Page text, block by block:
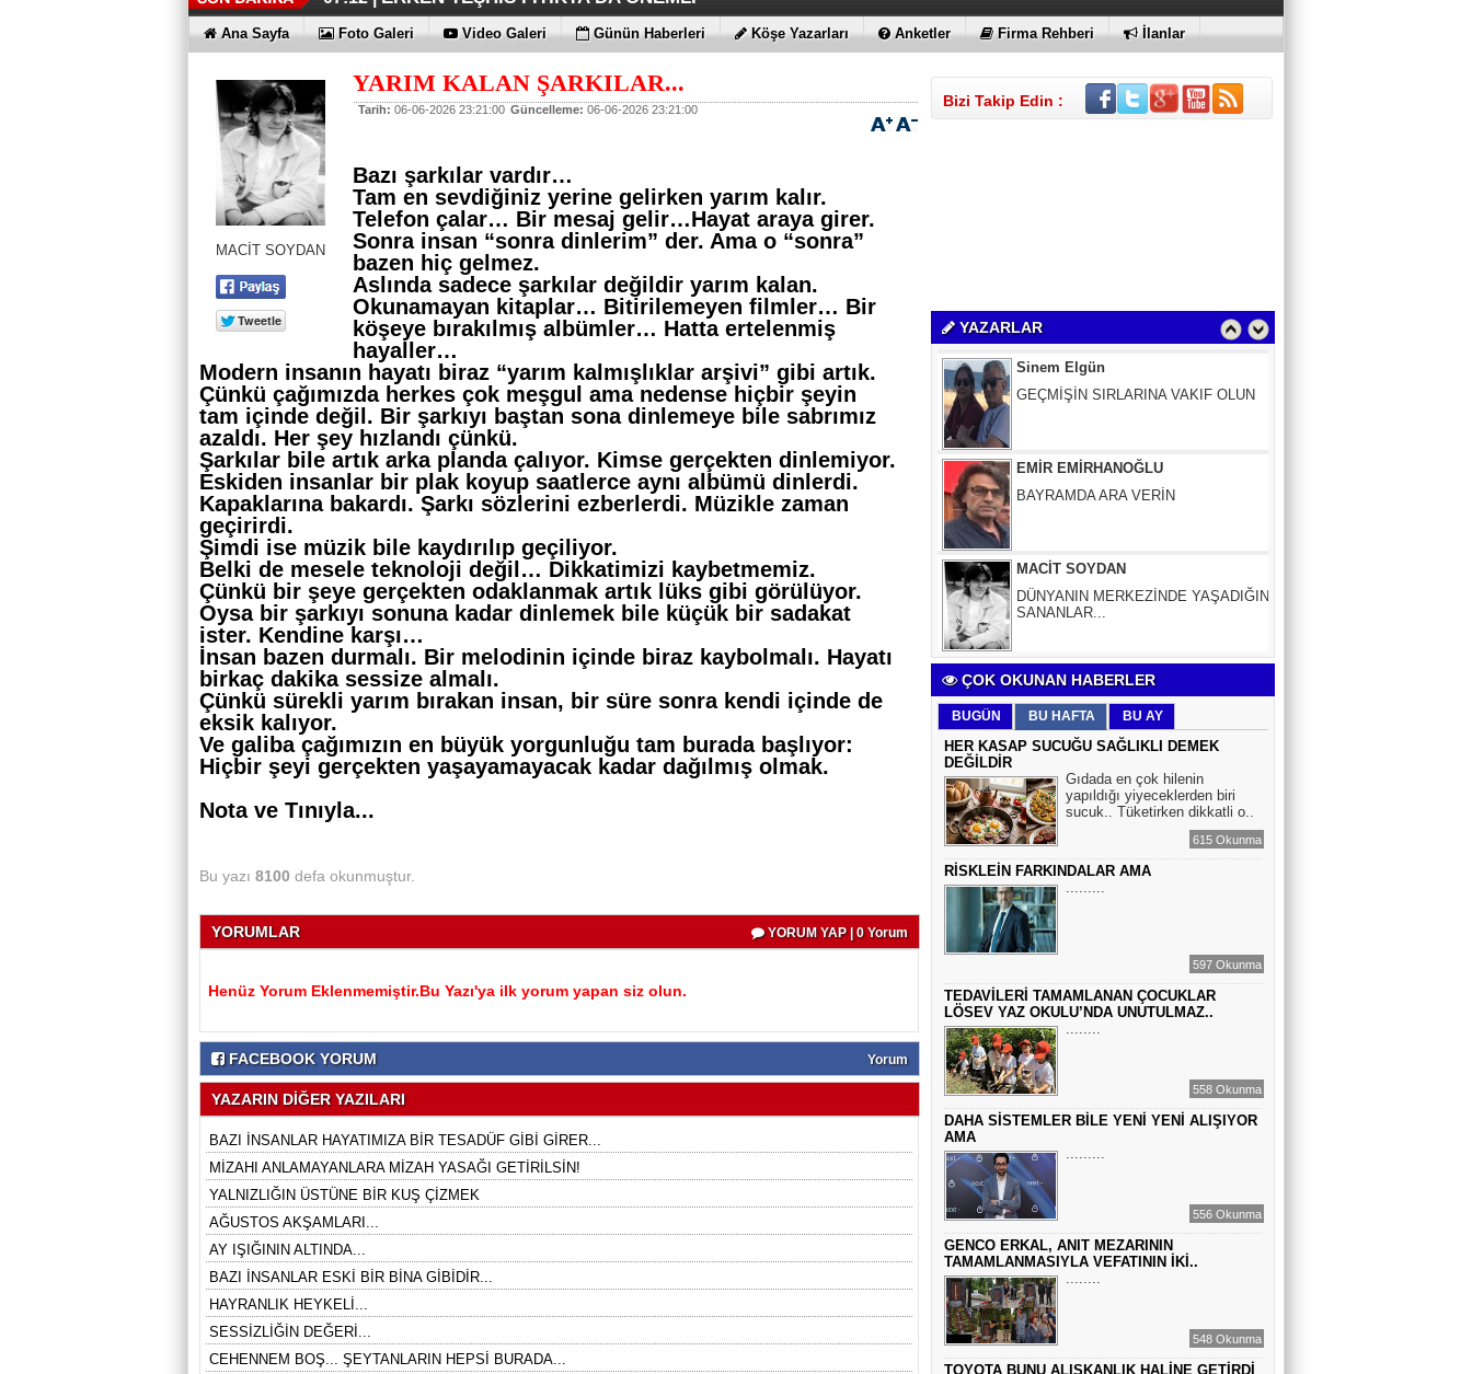
06:33 |KAYIP RAKAMLARI BİLE KORKUTTU
06:28 |EN İYİLER DEĞİL EN UYGUNLAR
06:23 |KOÇ GİBİ YATIRIM YAPTILAR
06:17 |DÖRT ŞİRKET DAHA!!!
06:13 |FUJİTSU'DAN YENİ RENK
Ana Sayfa Foto Galeri Video Galeri Günün Haberleri Köşe Yazarları Anketler Firma Rehberi İlanlar
MACİT SOYDAN
YARIM KALAN ŞARKILAR...
Tarih: 06-06-2026 23:21:00 Güncelleme: 06-06-2026 23:21:00
Bazı şarkılar vardır…
Tam en sevdiğiniz yerine gelirken yarım kalır.
Telefon çalar… Bir mesaj gelir…Hayat araya girer.
Sonra insan “sonra dinlerim” der. Ama o “sonra”
bazen hiç gelmez.
Aslında sadece şarkılar değildir yarım kalan.
Okunamayan kitaplar… Bitirilemeyen filmler… Bir
köşeye bırakılmış albümler… Hatta ertelenmiş
hayaller…
Modern insanın hayatı biraz “yarım kalmışlıklar arşivi” gibi artık.
Çünkü çağımızda herkes çok meşgul ama nedense hiçbir şeyin
tam içinde değil. Bir şarkıyı baştan sona dinlemeye bile sabrımız
azaldı. Her şey hızlandı çünkü.
Şarkılar bile artık arka planda çalıyor. Kimse gerçekten dinlemiyor.
Eskiden insanlar bir plak koyup saatlerce aynı albümü dinlerdi.
Kapaklarına bakardı. Şarkı sözlerini ezberlerdi. Müzikle zaman
geçirirdi.
Şimdi ise müzik bile kaydırılıp geçiliyor.
Belki de mesele teknoloji değil… Dikkatimizi kaybetmemiz.
Çünkü bir şeye gerçekten odaklanmak artık lüks gibi görülüyor.
Oysa bir şarkıyı sonuna kadar dinlemek bile küçük bir sadakat
ister. Kendine karşı…
İnsan bazen durmalı. Bir melodinin içinde biraz kaybolmalı. Hayatı
birkaç dakika sessize almalı.
Çünkü sürekli yarım bırakan insan, bir süre sonra kendi içinde de
eksik kalıyor.
Ve galiba çağımızın en büyük yorgunluğu tam burada başlıyor:
Hiçbir şeyi gerçekten yaşayamayacak kadar dağılmış olmak.
Nota ve Tınıyla...
Bu yazı 8100 defa okunmuştur.
YORUMLAR YORUM YAP | 0 Yorum
Henüz Yorum Eklenmemiştir.Bu Yazı'ya ilk yorum yapan siz olun.
FACEBOOK YORUM Yorum
YAZARIN DİĞER YAZILARI
BAZI İNSANLAR HAYATIMIZA BİR TESADÜF GİBİ GİRER...
MİZAHI ANLAMAYANLARA MİZAH YASAĞI GETİRİLSİN!
YALNIZLIĞIN ÜSTÜNE BİR KUŞ ÇİZMEK
AĞUSTOS AKŞAMLARI...
AY IŞIĞININ ALTINDA...
BAZI İNSANLAR ESKİ BİR BİNA GİBİDİR...
HAYRANLIK HEYKELİ...
SESSİZLİĞİN DEĞERİ...
CEHENNEM BOŞ... ŞEYTANLARIN HEPSİ BURADA...
Bizi Takip Edin :
YAZARLAR
GEÇMİŞİN SIRLARINA VAKIF OLUN
EMİR EMİRHANOĞLU
MACİT SOYDAN
Aybüke Bafralıoğlu
FORO KÜLTÜRÜNÜN TRİBÜN
BOĞAÇ YÜZGÜL
TURİZM VE EĞİTİM
Mr.Hiko...
KORKU VE ŞÜPHE
DÜŞMANLARINIZDIR...
Çiğdem Yorgancıoğlu
İkilikli ve İkircikli Tabiat Diyalektiğinde
Mobius Spiral Mucizeler, Akış ve Doğa
Döngüsünün Bilgeliği...
Sinem Elgün
GEÇMİŞİN SIRLARINA VAKIF OLUN
EMİR EMİRHANOĞLU
BAYRAMDA ARA VERİN
MACİT SOYDAN
DÜNYANIN MERKEZİNDE YAŞADIĞINI
SANANLAR...
ÇOK OKUNAN HABERLER
BUGÜN BU HAFTA BU AY
HER KASAP SUCUĞU SAĞLIKLI DEMEK
DEĞİLDİR
Gıdada en çok hilenin
yapıldığı yiyeceklerden biri
sucuk.. Tüketirken dikkatli o..
615 Okunma
RİSKLEİN FARKINDALAR AMA
.........
597 Okunma
TEDAVİLERİ TAMAMLANAN ÇOCUKLAR
LÖSEV YAZ OKULU’NDA UNUTULMAZ..
........
558 Okunma
DAHA SİSTEMLER BİLE YENİ YENİ ALIŞIYOR
AMA
.........
556 Okunma
GENCO ERKAL, ANIT MEZARININ
TAMAMLANMASIYLA VEFATININ İKİ..
........
548 Okunma
TOYOTA BUNU ALIŞKANLIK HALİNE GETİRDİ